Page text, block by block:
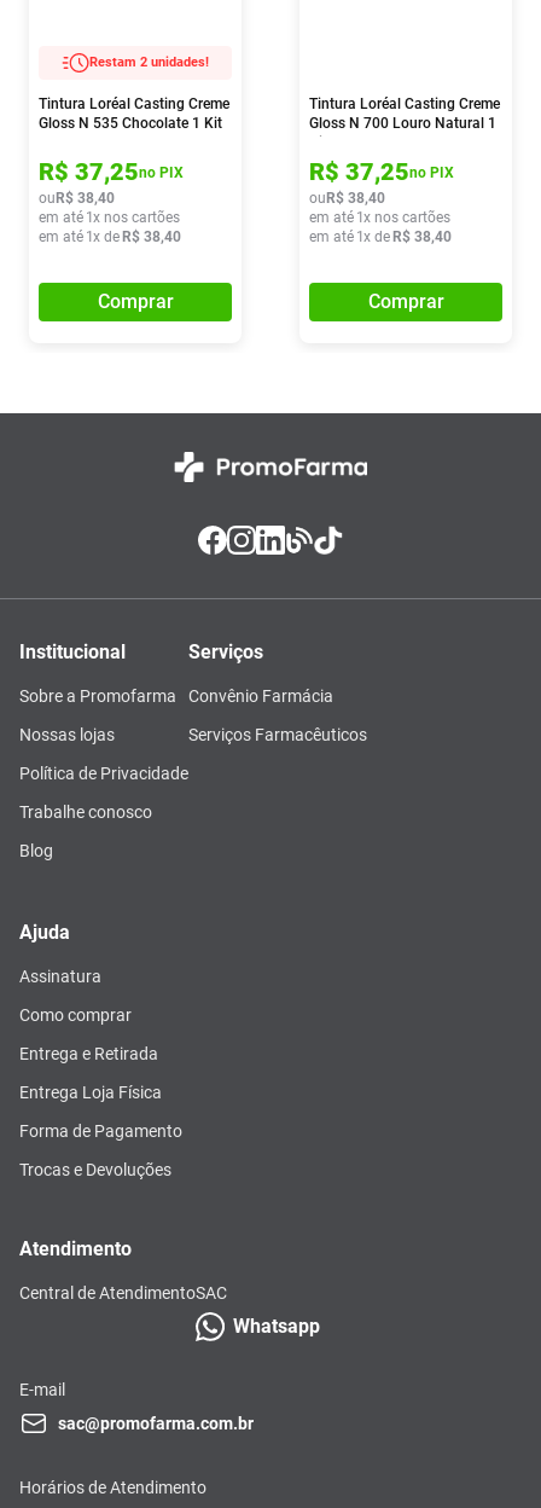
Restam 2 unidades!
Tintura Loréal Casting Creme
Gloss N 535 Chocolate 1 Kit
R$ 37,25no PIX
ou R$ 38,40
em até 1x nos cartões
em até 1x de R$ 38,40
Comprar
Tintura Loréal Casting Creme
Gloss N 700 Louro Natural 1
R$ 37,25no PIX
ou R$ 38,40
em até 1x nos cartões
em até 1x de R$ 38,40
Comprar
Institucional
Sobre a Promofarma
Nossas lojas
Política de Privacidade
Trabalhe conosco
Blog
Serviços
Convênio Farmácia
Serviços Farmacêuticos
Ajuda
Assinatura
Como comprar
Entrega e Retirada
Entrega Loja Física
Forma de Pagamento
Trocas e Devoluções
Atendimento
Central de AtendimentoSAC
Whatsapp
E-mail
sac@promofarma.com.br
Horários de Atendimento